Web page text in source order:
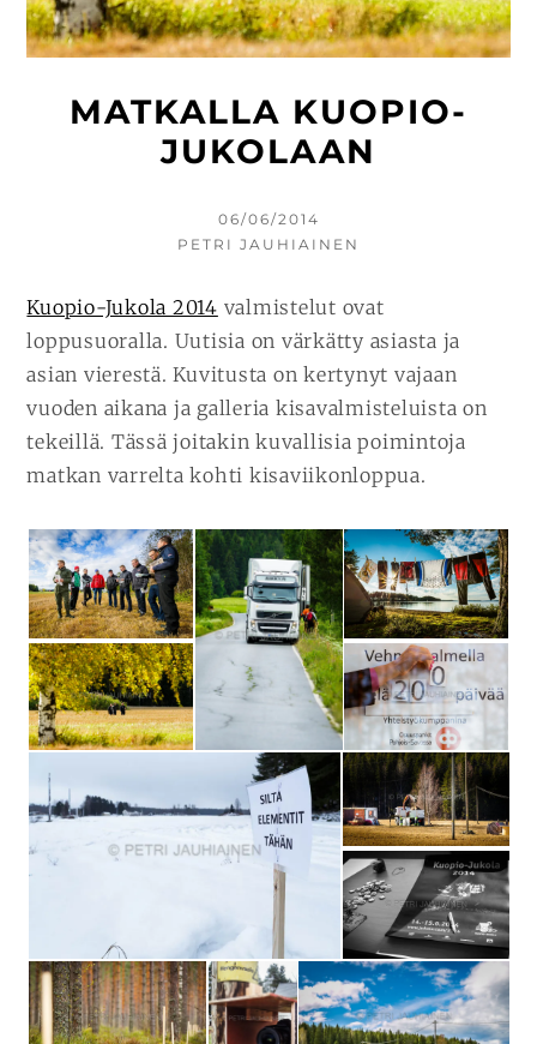
MATKALLA KUOPIO-
JUKOLAAN
KIRJOITETTU
06/06/2014
KIRJOITTAJA
PETRI JAUHIAINEN
Kuopio-Jukola 2014 valmistelut ovat
loppusuoralla. Uutisia on värkätty asiasta ja
asian vierestä. Kuvitusta on kertynyt vajaan
vuoden aikana ja galleria kisavalmisteluista on
tekeillä. Tässä joitakin kuvallisia poimintoja
matkan varrelta kohti kisaviikonloppua.